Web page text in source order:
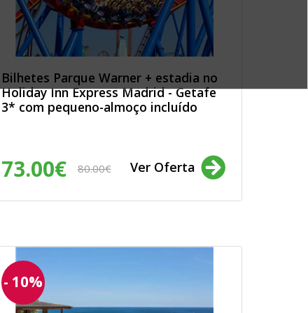
Bilhetes Parque Warner + estadia no
Holiday Inn Express Madrid - Getafe
3* com pequeno-almoço incluído
73.00€ 80.00€ Ver Oferta
- 10%